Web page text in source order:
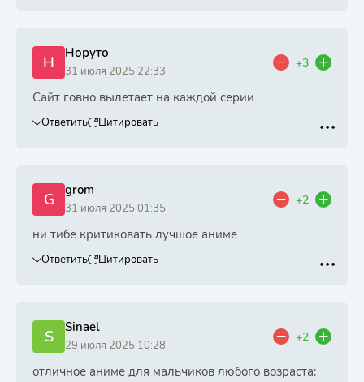
Н Норуто
31 июля 2025 22:33
+3
Сайт говно вылетает на каждой серии
Ответить Цитировать
G grom
31 июля 2025 01:35
+2
ни тибе критиковать лучшое аниме
Ответить Цитировать
S Sinael
29 июля 2025 10:28
+2
отличное аниме для мальчиков любого возраста: